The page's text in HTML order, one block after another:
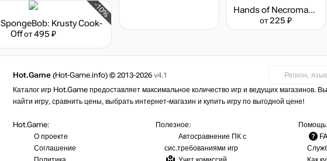
-10%
SpongeBob: Krusty Cook-
Offот 495 ₽
Hands of Necromancy II
от 225 ₽
Hot.Game (Hot-Game.info) © 2013-2026 v4.1 Регион,
Каталог игр Hot.Game предоставляет максимальное количество игр и ведущих магазинов.
найти игру, сравнить цены, выбрать интернет-магазин и купить игру по выгодной цене!
Hot.Game:
О проекте
Соглашение
Полезное:
Автосравнение ПК с
сис.требованиями игр
Помощь: